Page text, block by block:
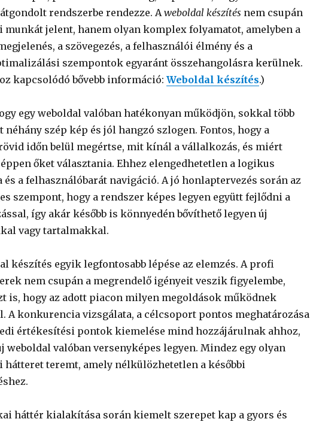
rendszerbe rendezze. Aweboldal készítés nem csupán
munkát jelent, hanem olyan komplex folyamatot, amelyben a
a szövegezés, a felhasználói élmény és a
szempontok egyaránt összehangolásra kerülnek.
kapcsolódó bővebb információ:Weboldal készítés.)
egy weboldal valóban hatékonyan működjön, sokkal több
szép kép és jól hangzó szlogen. Fontos, hogy a
időn belül megértse, mit kínál a vállalkozás, és miért
őket választania. Ehhez elengedhetetlen a logikus
a felhasználóbarát navigáció. A jó honlaptervezés során az
szempont, hogy a rendszer képes legyen együtt fejlődni a
így akár később is könnyedén bővíthető legyen új
vagy tartalmakkal.
készítés egyik legfontosabb lépése az elemzés. A profi
nem csupán a megrendelő igényeit veszik figyelembe,
is, hogy az adott piacon milyen megoldások működnek
A konkurencia vizsgálata, a célcsoport pontos meghatározása
értékesítési pontok kiemelése mind hozzájárulnak ahhoz,
weboldal valóban versenyképes legyen. Mindez egy olyan
hátteret teremt, amely nélkülözhetetlen a későbbi
háttér kialakítása során kiemelt szerepet kap a gyors és